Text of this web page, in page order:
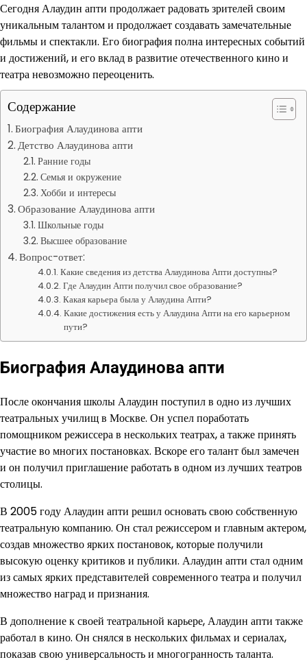
Сегодня Алаудин апти продолжает радовать зрителей своим
уникальным талантом и продолжает создавать замечательные
фильмы и спектакли. Его биография полна интересных событий
и достижений, и его вклад в развитие отечественного кино и
театра невозможно переоценить.
Содержание
Биография Алаудинова апти
Детство Алаудинова апти
Ранние годы
Семья и окружение
Хобби и интересы
Образование Алаудинова апти
Школьные годы
Высшее образование
Вопрос-ответ:
Какие сведения из детства Алаудинова Апти доступны?
Где Алаудин Апти получил свое образование?
Какая карьера была у Алаудина Апти?
Какие достижения есть у Алаудина Апти на его карьерном
пути?
Биография Алаудинова апти
После окончания школы Алаудин поступил в одно из лучших
театральных училищ в Москве. Он успел поработать
помощником режиссера в нескольких театрах, а также принять
участие во многих постановках. Вскоре его талант был замечен
и он получил приглашение работать в одном из лучших театров
столицы.
В 2005 году Алаудин апти решил основать свою собственную
театральную компанию. Он стал режиссером и главным актером,
создав множество ярких постановок, которые получили
высокую оценку критиков и публики. Алаудин апти стал одним
из самых ярких представителей современного театра и получил
множество наград и признания.
В дополнение к своей театральной карьере, Алаудин апти также
работал в кино. Он снялся в нескольких фильмах и сериалах,
показав свою универсальность и многогранность таланта.